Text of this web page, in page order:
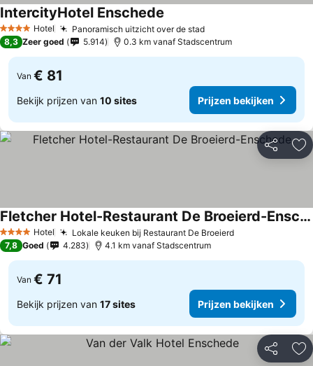
4 SterrenHotel Panoramisch uitzicht over de stad
IntercityHotel Enschede
8,3 Zeer goed 5.914 0.3 km vanaf Stadscentrum
Van € 81
Bekijk prijzen van 10 sites Prijzen bekijken
Delen
4 SterrenHotel Lokale keuken bij Restaurant De Broeierd
Fletcher Hotel-Restaurant De Broeierd-Enschede
7,8 Goed 4.283 4.1 km vanaf Stadscentrum
Van € 71
Bekijk prijzen van 17 sites Prijzen bekijken
Delen